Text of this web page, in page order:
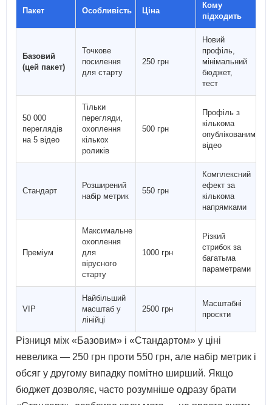
Пакет Особливість Ціна
Кому
підходить
Базовий
(цей пакет)
Точкове
посилення
для старту
250 грн
Новий
профіль,
мінімальний
бюджет,
тест
50 000
переглядів
на 5 відео
Тільки
перегляди,
охоплення
кількох
роликів
500 грн
Профіль з
кількома
опублікованими
відео
Стандарт
Розширений
набір метрик
550 грн
Комплексний
ефект за
кількома
напрямками
Преміум
Максимальне
охоплення
для
вірусного
старту
1000 грн
Різкий
стрибок за
багатьма
параметрами
VIP
Найбільший
масштаб у
лінійці
2500 грн
Масштабні
проєкти
Різниця між «Базовим» і «Стандартом» у ціні
невелика — 250 грн проти 550 грн, але набір метрик і
обсяг у другому випадку помітно ширший. Якщо
бюджет дозволяє, часто розумніше одразу брати